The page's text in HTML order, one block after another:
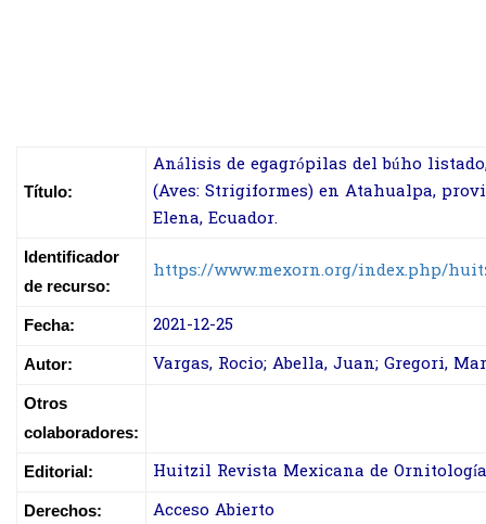
Título:
Análisis de egagrópilas del búho
(Aves: Strigiformes) en Atahualpa,
Elena, Ecuador.
Identificador
de recurso:
https://www.mexorn.org/index.php/
Fecha: 2021-12-25
Autor: Vargas, Rocio; Abella, Juan; Gregori,
Otros
colaboradores:
Editorial: Huitzil Revista Mexicana de Ornitología
Derechos: Acceso Abierto